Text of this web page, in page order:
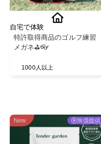
自宅で体験
特許取得商品のゴルフ練習
メガネ⛳️👓
1000人以上
New 無償提供